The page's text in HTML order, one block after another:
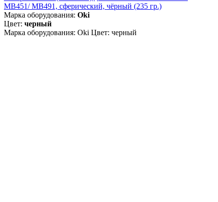
MB451/ MB491, сферический, чёрный (235 гр.)
Марка оборудования: Oki
Цвет: черный
Марка оборудования: Oki Цвет: черный